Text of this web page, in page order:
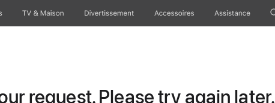
TV & Maison Divertissements Accessoires Assistance
request. Please try again later.